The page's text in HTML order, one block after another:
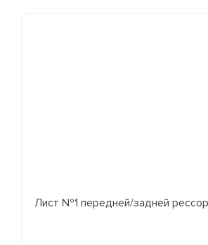
Лист №1 передней/задней